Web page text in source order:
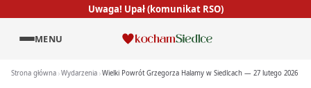
Uwaga! Upał (komunikat RSO)
MENU
Strona główna Wydarzenia Wielki Powrót Grzegorza Halamy w Siedlcach — 27 lutego 2026